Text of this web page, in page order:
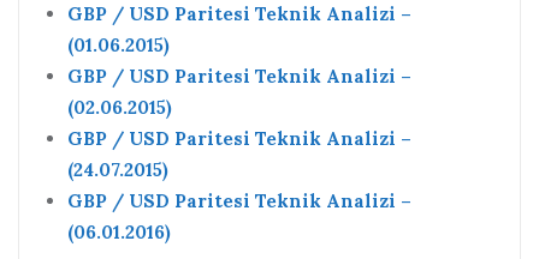
GBP / USD Paritesi Teknik Analizi –
(01.06.2015)
GBP / USD Paritesi Teknik Analizi –
(02.06.2015)
GBP / USD Paritesi Teknik Analizi –
(24.07.2015)
GBP / USD Paritesi Teknik Analizi –
(06.01.2016)